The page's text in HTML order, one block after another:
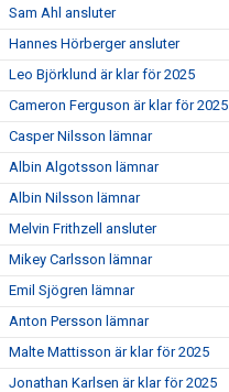
Sam Ahl ansluter
Hannes Hörberger ansluter
Leo Björklund är klar för 2025
Cameron Ferguson är klar för 2025
Casper Nilsson lämnar
Albin Algotsson lämnar
Albin Nilsson lämnar
Melvin Frithzell ansluter
Mikey Carlsson lämnar
Emil Sjögren lämnar
Anton Persson lämnar
Malte Mattisson är klar för 2025
Jonathan Karlsen är klar för 2025